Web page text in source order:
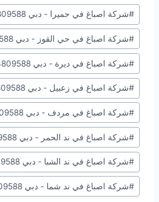
#شركة اصباغ في جميرا - دبي 0563809588
#شركة اصباغ في حي القوز - دبي 0563809588
#شركة اصباغ في ديرة - دبي 0563809588
#شركة اصباغ في زعبيل - دبي 0563809588
#شركة اصباغ في مردف - دبي 0563809588
#شركة اصباغ في ند الحمر - دبي 0563809588
#شركة اصباغ في ند الشبا - دبي 0563809588
#شركة اصباغ في ند شما - دبي 0563809588